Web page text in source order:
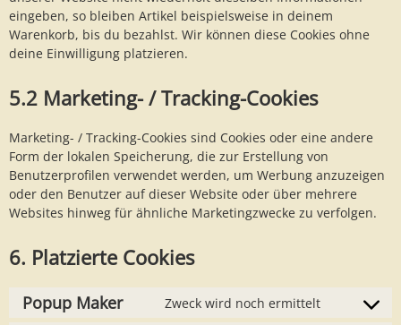
eingeben, so bleiben Artikel beispielsweise in deinem
Warenkorb, bis du bezahlst. Wir können diese Cookies ohne
deine Einwilligung platzieren.
5.2 Marketing- / Tracking-Cookies
Marketing- / Tracking-Cookies sind Cookies oder eine andere
Form der lokalen Speicherung, die zur Erstellung von
Benutzerprofilen verwendet werden, um Werbung anzuzeigen
oder den Benutzer auf dieser Website oder über mehrere
Websites hinweg für ähnliche Marketingzwecke zu verfolgen.
6. Platzierte Cookies
Popup Maker Zweck wird noch ermittelt
Consent